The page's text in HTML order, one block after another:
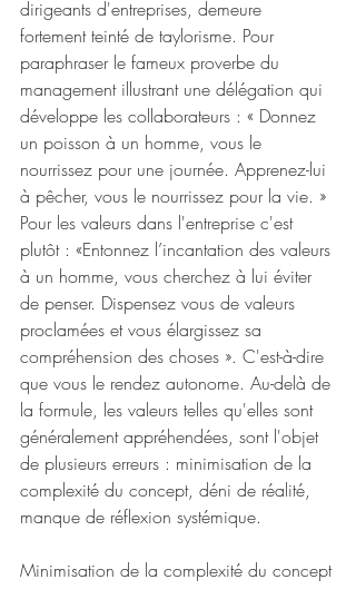
dirigeants d'entreprises, demeure
fortement teinté de taylorisme. Pour
paraphraser le fameux proverbe du
management illustrant une délégation qui
développe les collaborateurs : « Donnez
un poisson à un homme, vous le
nourrissez pour une journée. Apprenez-lui
à pêcher, vous le nourrissez pour la vie. »
Pour les valeurs dans l'entreprise c'est
plutôt : «Entonnez l’incantation des valeurs
à un homme, vous cherchez à lui éviter
de penser. Dispensez vous de valeurs
proclamées et vous élargissez sa
compréhension des choses ». C'est-à-dire
que vous le rendez autonome. Au-delà de
la formule, les valeurs telles qu'elles sont
généralement appréhendées, sont l'objet
de plusieurs erreurs : minimisation de la
complexité du concept, déni de réalité,
manque de réflexion systémique.
Minimisation de la complexité du concept